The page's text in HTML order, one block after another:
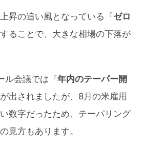
昇の追い風となっている『ゼロ
ることで、大きな相場の下落が
ル会議では『年内のテーパー開
出されましたが、8月の米雇用
数字だったため、テーパリング
見方もあります。